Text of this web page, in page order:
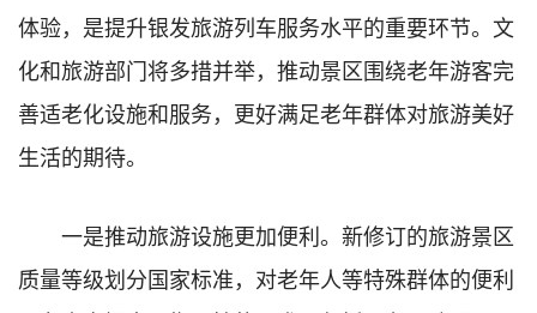
体验，是提升银发旅游列车服务水平的重要环节。文
化和旅游部门将多措并举，推动景区围绕老年游客完
善适老化设施和服务，更好满足老年群体对旅游美好
生活的期待。
一是推动旅游设施更加便利。新修订的旅游景区
质量等级划分国家标准，对老年人等特殊群体的便利